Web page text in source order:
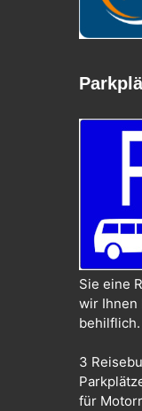
Sie eine
wir Ihnen
behilflich.
3
für